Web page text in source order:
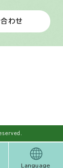
Language
わせ